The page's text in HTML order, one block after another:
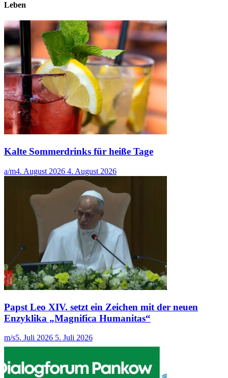
Leben
Kalte Sommerdrinks für heiße Tage
a/m4. August 2026 4. August 2026
Papst Leo XIV. setzt ein Zeichen mit der neuen
Enzyklika „Magnifica Humanitas“
m/s5. Juli 2026 5. Juli 2026